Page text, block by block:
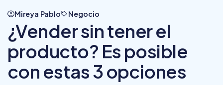
Mireya Pablo Negocio
¿Vender sin tener el
producto? Es posible
con estas 3 opciones